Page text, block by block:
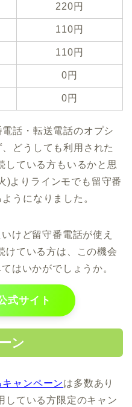
220円
110円
110円
0円
0円
話・転送電話のオプシ
どうしても利用された
している方もいるかと思
)よりラインモでも留守番
うになりました。
けど留守番電話が使え
けている方は、この機会
はいかがでしょうか。
サイト
ン
ャンペーンは多数あり
している方限定のキャン